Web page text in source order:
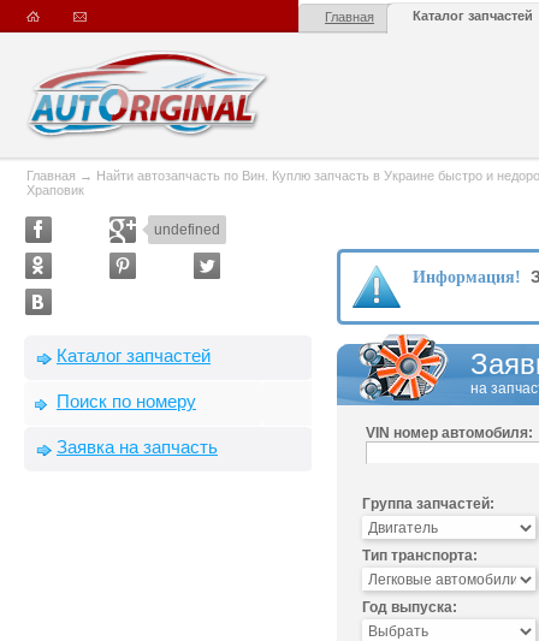
Главная Каталог запчастей
Главная → Найти автозапчасть по Вин. Куплю запчасть в Украине быстро и
Храповик
undefined
Каталог запчастей
Поиск по номеру
Заявка на запчасть
Информация!
на
VIN номер автомобиля:
Группа запчастей:
Тип транспорта:
Год выпуска: